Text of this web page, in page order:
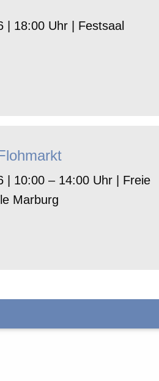
| 18:00 Uhr | Festsaal
| 10:00 – 14:00 Uhr | Freie
Marburg